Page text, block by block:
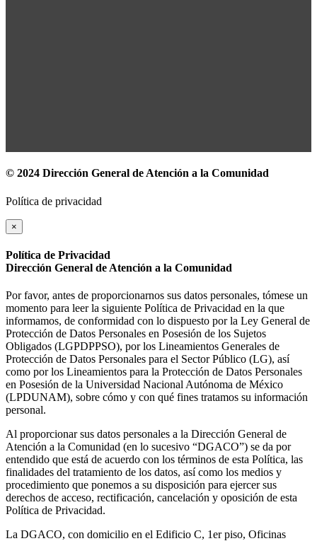
© 2024 Dirección General de Atención a la Comunidad
Política de privacidad
×
Política de Privacidad
Dirección General de Atención a la Comunidad
Por favor, antes de proporcionarnos sus datos personales, tómese un
momento para leer la siguiente Política de Privacidad en la que
informamos, de conformidad con lo dispuesto por la Ley General de
Protección de Datos Personales en Posesión de los Sujetos
Obligados (LGPDPPSO), por los Lineamientos Generales de
Protección de Datos Personales para el Sector Público (LG), así
como por los Lineamientos para la Protección de Datos Personales
en Posesión de la Universidad Nacional Autónoma de México
(LPDUNAM), sobre cómo y con qué fines tratamos su información
personal.
Al proporcionar sus datos personales a la Dirección General de
Atención a la Comunidad (en lo sucesivo “DGACO”) se da por
entendido que está de acuerdo con los términos de esta Política, las
finalidades del tratamiento de los datos, así como los medios y
procedimiento que ponemos a su disposición para ejercer sus
derechos de acceso, rectificación, cancelación y oposición de esta
Política de Privacidad.
La DGACO, con domicilio en el Edificio C, 1er piso, Oficinas